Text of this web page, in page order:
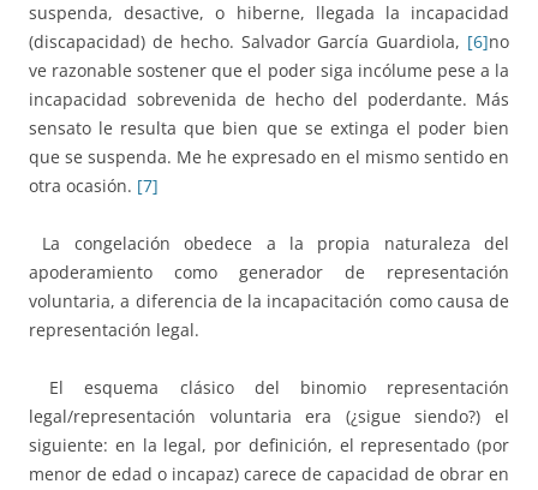
suspenda, desactive, o hiberne, llegada la incapacidad
(discapacidad) de hecho. Salvador García Guardiola, [6]no
ve razonable sostener que el poder siga incólume pese a la
incapacidad sobrevenida de hecho del poderdante. Más
sensato le resulta que bien que se extinga el poder bien
que se suspenda. Me he expresado en el mismo sentido en
otra ocasión. [7]
La congelación obedece a la propia naturaleza del
apoderamiento como generador de representación
voluntaria, a diferencia de la incapacitación como causa de
representación legal.
El esquema clásico del binomio representación
legal/representación voluntaria era (¿sigue siendo?) el
siguiente: en la legal, por definición, el representado (por
menor de edad o incapaz) carece de capacidad de obrar en